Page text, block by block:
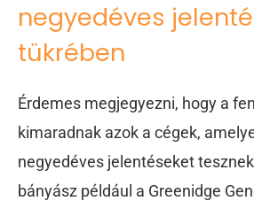
negyedéves
tükrében
Érdemes megjegyezni, hogy a
kimaradnak azok a cégek,
negyedéves jelentéseket
bányász például a Greenidge